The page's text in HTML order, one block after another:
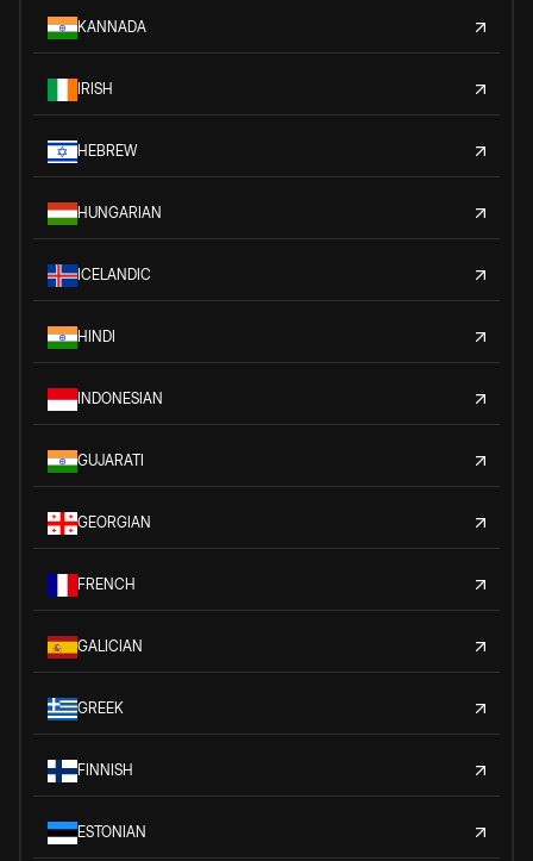
KANNADA
IRISH
HEBREW
HUNGARIAN
ICELANDIC
HINDI
INDONESIAN
GUJARATI
GEORGIAN
FRENCH
GALICIAN
GREEK
FINNISH
ESTONIAN